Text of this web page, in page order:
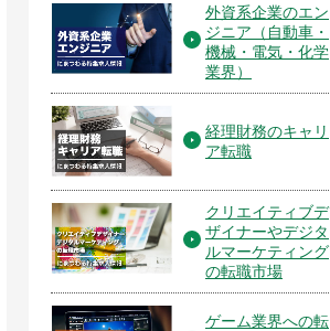
外資系企業のエン
ジニア（自動車・
機械・電気・化学
業界）
経理財務のキャリ
ア転職
クリエイティブデ
ザイナーやデジタ
ルマーケティング
の転職市場
ゲーム業界への転